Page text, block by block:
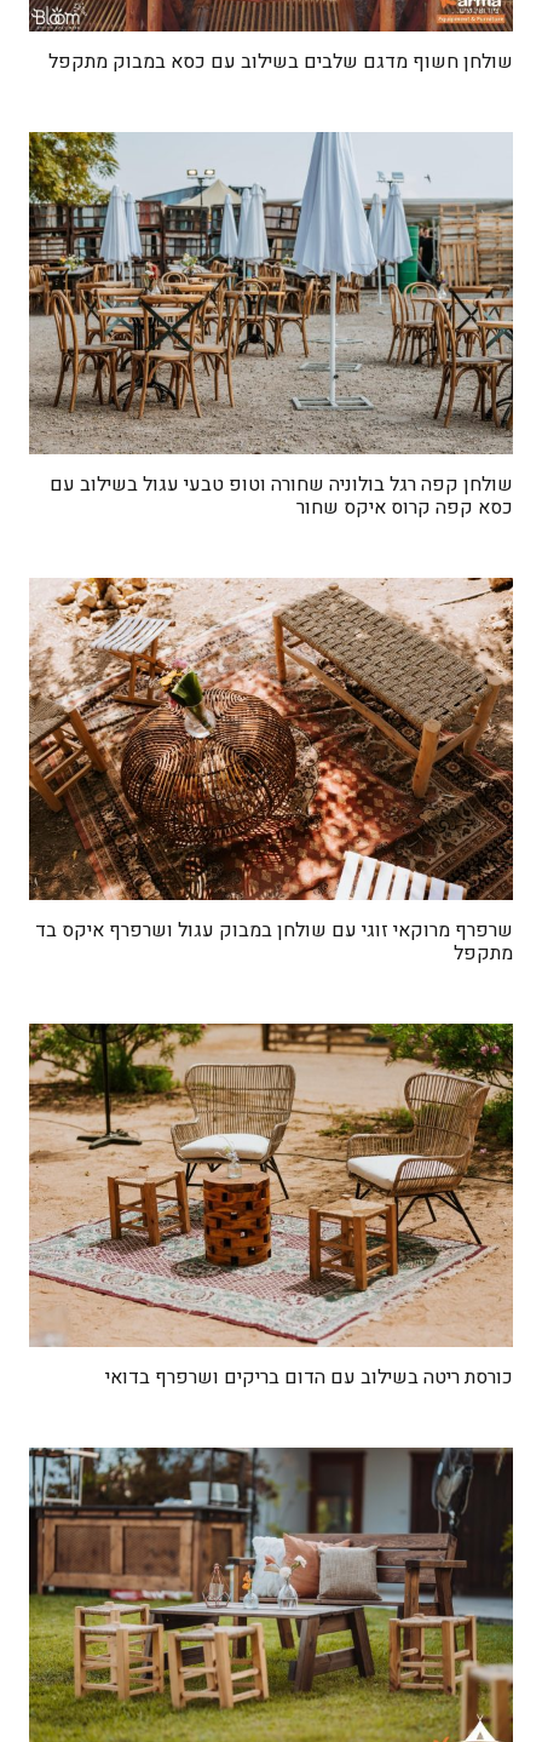
שולחן חשוף מדגם שלבים בשילוב עם כסא במבוק מתקפל
שולחן קפה רגל בולוניה שחורה וטופ טבעי עגול בשילוב עם
כסא קפה קרוס איקס שחור
שרפרף מרוקאי זוגי עם שולחן במבוק עגול ושרפרף איקס בד
מתקפל
כורסת ריטה בשילוב עם הדום בריקים ושרפרף בדואי